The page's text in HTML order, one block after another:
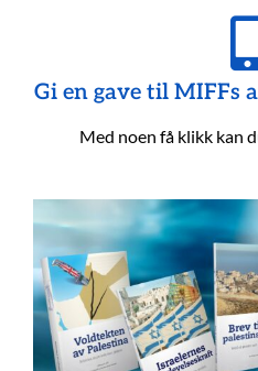
Gi en gave til MIFFs
Med noen få klikk kan